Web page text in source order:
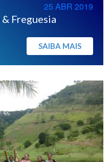
Freguesia
25 ABR 2019
SAIBA MAIS